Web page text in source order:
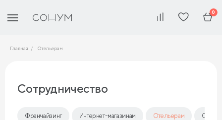
0
Главная Отельерам
Сотрудничество
Франчайзинг Интернет-магазинам Отельерам